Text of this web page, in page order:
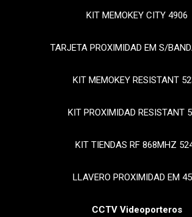
KIT MEMOKEY CITY 4906
TARJETA PROXIMIDAD EM S/
KIT MEMOKEY RESISTANT
KIT PROXIMIDAD RESISTANT
KIT TIENDAS RF 868MHZ
LLAVERO PROXIMIDAD EM
CCTV Videoporteros